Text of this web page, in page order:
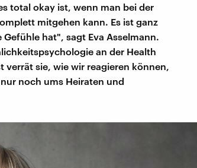
total okay ist, wenn man bei der
mitgehen kann. Es ist ganz
hat", sagt Eva Asselmann.
an der Health
sie, wie wir reagieren können,
noch ums Heiraten und